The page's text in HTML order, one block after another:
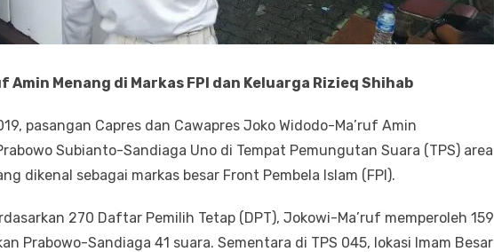
Amin Menang di Markas FPI dan Keluarga Rizieq Shihab
pasangan Capres dan Cawapres Joko Widodo-Ma’ruf Amin
Subianto-Sandiaga Uno di Tempat Pemungutan Suara (TPS) area
dikenal sebagai markas besar Front Pembela Islam (FPI).
270 Daftar Pemilih Tetap (DPT), Jokowi-Ma’ruf memperoleh 159
Prabowo-Sandiaga 41 suara. Sementara di TPS 045, lokasi Imam Besar